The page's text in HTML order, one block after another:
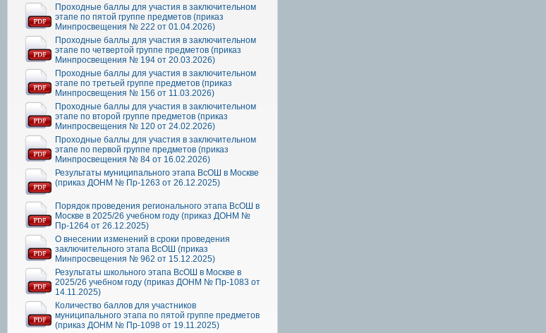
Проходные баллы для участия в заключительном
этапе по пятой группе предметов (приказ
Минпросвещения № 222 от 01.04.2026)
Проходные баллы для участия в заключительном
этапе по четвертой группе предметов (приказ
Минпросвещения № 194 от 20.03.2026)
Проходные баллы для участия в заключительном
этапе по третьей группе предметов (приказ
Минпросвещения № 156 от 11.03.2026)
Проходные баллы для участия в заключительном
этапе по второй группе предметов (приказ
Минпросвещения № 120 от 24.02.2026)
Проходные баллы для участия в заключительном
этапе по первой группе предметов (приказ
Минпросвещения № 84 от 16.02.2026)
Результаты муниципального этапа ВсОШ в Москве
(приказ ДОНМ № Пр-1263 от 26.12.2025)
Порядок проведения регионального этапа ВсОШ в
Москве в 2025/26 учебном году (приказ ДОНМ №
Пр-1264 от 26.12.2025)
О внесении изменений в сроки проведения
заключительного этапа ВсОШ (приказ
Минпросвещения № 962 от 15.12.2025)
Результаты школьного этапа ВсОШ в Москве в
2025/26 учебном году (приказ ДОНМ № Пр-1083 от
14.11.2025)
Количество баллов для участников
муниципального этапа по пятой группе предметов
(приказ ДОНМ № Пр-1098 от 19.11.2025)